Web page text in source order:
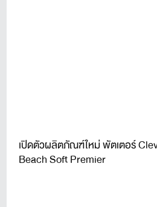
เปิดตัวผลิตภัณฑ์ใหม่ พัตเตอร์
Beach Soft Premier